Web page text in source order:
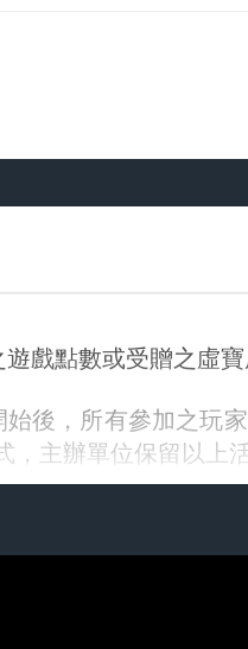
遊戲點數或受贈之虛
始後，所有參加之玩
，主辦單位保留以上